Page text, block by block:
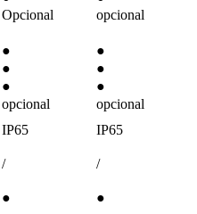
Opcional
opcional
●
●
●
●
●
●
opcional opcional
IP65
IP65
/
/
●
●